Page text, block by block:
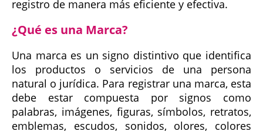
registro de manera más eficiente y efectiva.
¿Qué es una Marca?
Una marca es un signo distintivo que identifica
los productos o servicios de una persona
natural o jurídica. Para registrar una marca, esta
debe estar compuesta por signos como
palabras, imágenes, figuras, símbolos, retratos,
emblemas, escudos, sonidos, olores, colores